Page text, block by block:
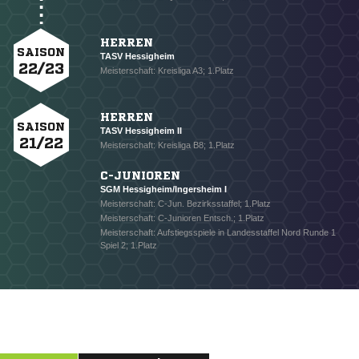
NACHRICHT SENDEN
SAISON
22/23
HERREN
TASV Hessigheim
Meisterschaft: Kreisliga A3; 1.Platz
SAISON
21/22
HERREN
TASV Hessigheim II
Meisterschaft: Kreisliga B8; 1.Platz
C-JUNIOREN
SGM Hessigheim/Ingersheim I
Meisterschaft: C-Jun. Bezirksstaffel; 1.Platz
Meisterschaft: C-Junioren Entsch.; 1.Platz
Meisterschaft: Aufstiegsspiele in Landesstaffel Nord Runde 1
Spiel 2; 1.Platz